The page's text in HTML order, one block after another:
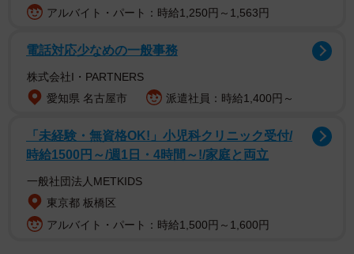
約６７キロ（道路表示の間隔も含む）の道路で整備を終え
じ、市中心部で集中的に整備を進めた。本年度も約１億円
の予算を計上しており、今秋以降に西院駅周辺やらくなん
進都での整備に着手する見通しとなっている。
だが、ガイドラインと実態との食い違いも目に付く。幅
４メートル未満の生活道路は整備対象外のはずだが、車１
台通るのがやっとという路地でも、自転車の道路表示を見
掛けることがしばしばある。事業を所管する市自転車政策
推進室にその理由を尋ねると、「ガイドラインで対象にし
アルバイト・パート：時給1,250円～1,563円
電話対応少なめの一般事務
株式会社I・PARTNERS
愛知県 名古屋市
派遣社員：時給1,400円～
「未経験・無資格OK!」小児科クリニック受付/
時給1500円～/週1日・4時間～!/家庭と両立
一般社団法人METKIDS
東京都 板橋区
アルバイト・パート：時給1,500円～1,600円